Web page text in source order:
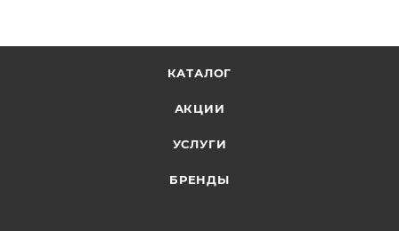
КАТАЛОГ
АКЦИИ
УСЛУГИ
БРЕНДЫ